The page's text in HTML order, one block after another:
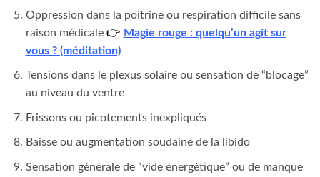
Oppression dans la poitrine ou respiration difficile sans
raison médicale 👉 Magie rouge : quelqu’un agit sur
vous ? (méditation)
Tensions dans le plexus solaire ou sensation de “blocage”
au niveau du ventre
Frissons ou picotements inexpliqués
Baisse ou augmentation soudaine de la libido
Sensation générale de “vide énergétique” ou de manque